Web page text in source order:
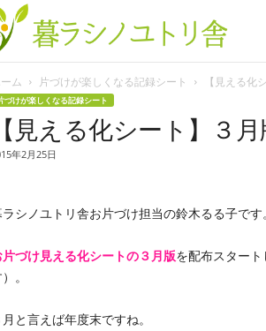
ノ
ム 片づけが楽しくなる記録シート 【見える化
づけが楽しくなる記録シート
【見える化シート】３
年2月25日
ラシノユトリ舎お片づけ担当の鈴木るる子です
片づけ見える化シートの３月版を配布スター
。
月と言えば年度末ですね。